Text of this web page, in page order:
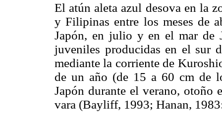
El atún aleta azul desova en la
y Filipinas entre los meses de
Japón, en julio y en el mar de
juveniles producidas en el sur
mediante la corriente de
de un año (de 15 a 60 cm de
Japón durante el verano, otoño
vara (Bayliff, 1993; Hanan,